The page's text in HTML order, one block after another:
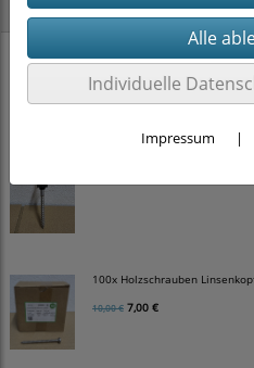
Neu im
PRITEX Einhand-
15,00 €
Stockschrauben Solar
100x Holzschrauben
10,00 € 7,00 €
Individuelle
Impressum |